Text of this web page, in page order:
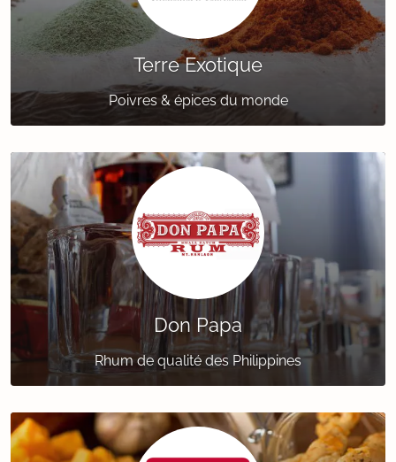
Terre Exotique
Poivres & épices du monde
Don Papa
Rhum de qualité des Philippines